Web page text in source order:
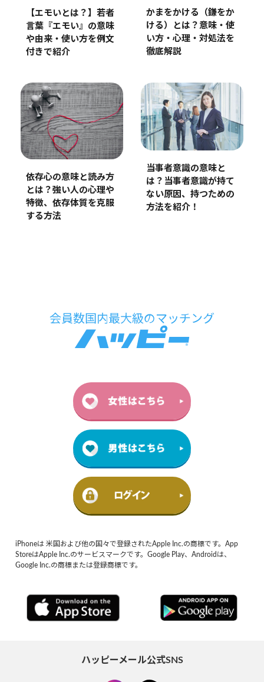
【エモいとは？】若者
言葉『エモい』の意味
や由来・使い方を例文
付きで紹介
かまをかける（鎌をか
ける）とは？意味・使
い方・心理・対処法を
徹底解説
依存心の意味と読み方
とは？強い人の心理や
特徴、依存体質を克服
する方法
当事者意識の意味と
は？当事者意識が持て
ない原因、持つための
方法を紹介！
iPhoneは 米国および他の国々で登録されたApple Inc.の商標です。App
StoreはApple Inc.のサービスマークです。Google Play、Androidは、
Google Inc.の商標または登録商標です。
ハッピーメール公式SNS